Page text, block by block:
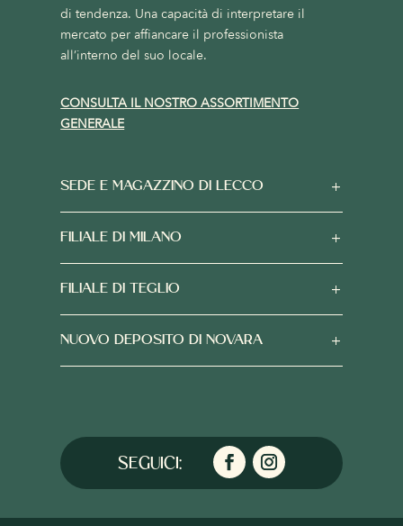
di tendenza. Una capacità di interpretare il
mercato per affiancare il professionista
all’interno del suo locale.
CONSULTA IL NOSTRO ASSORTIMENTO
GENERALE
SEDE E MAGAZZINO DI LECCO
FILIALE DI MILANO
FILIALE DI TEGLIO
NUOVO DEPOSITO DI NOVARA